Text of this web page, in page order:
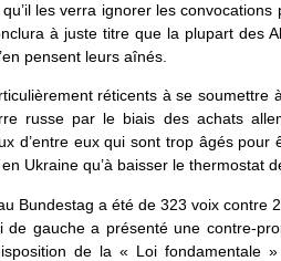
les verra ignorer les
à juste titre que la plupart des
pensent leurs aînés.
réticents à se soumettre
russe par le biais des achats
d’entre eux qui sont trop âgés
Ukraine qu’à baisser le thermostat
Bundestag a été de 323 voix
gauche a présenté une contre-
de la « Loi fondamentale